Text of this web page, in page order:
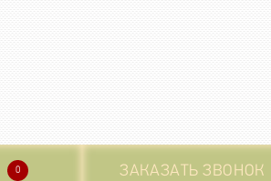
0 ЗАКАЗАТЬ ЗВОНОК